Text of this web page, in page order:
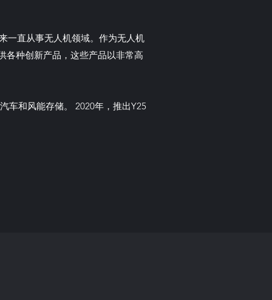
一直从事无人机领域。作为无人机
各种创新产品，这些产品以非常高
车和风能存储。 2020年，推出Y25